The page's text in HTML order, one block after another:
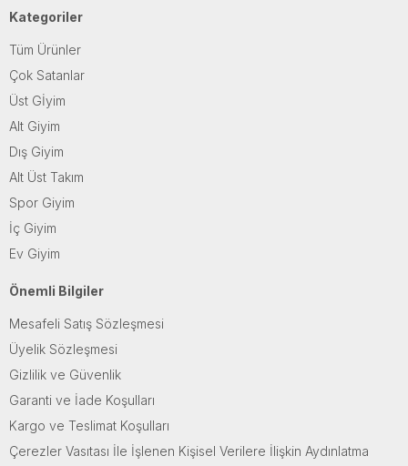
Kategoriler
Tüm Ürünler
Çok Satanlar
Üst Gİyim
Alt Giyim
Dış Giyim
Alt Üst Takım
Spor Giyim
İç Giyim
Ev Giyim
Önemli Bilgiler
Mesafeli Satış Sözleşmesi
Üyelik Sözleşmesi
Gizlilik ve Güvenlik
Garanti ve İade Koşulları
Kargo ve Teslimat Koşulları
Çerezler Vasıtası İle İşlenen Kişisel Verilere İlişkin Aydınlatma